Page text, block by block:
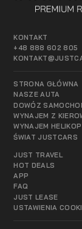
KONTAKT
+48 888 602 805
STRONA GŁÓWNA
NASZE AUTA
DOWÓZ
WYNAJEM Z
WYNAJEM
ŚWIAT JUSTCARS
JUST TRAVEL
HOT DEALS
APP
FAQ
JUST LEASE
USTAWIENIA